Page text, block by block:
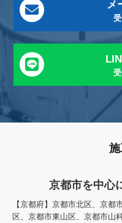
メ
京都市を中心
【京都府】京都市北区、京
区、京都市東山区、京都市山